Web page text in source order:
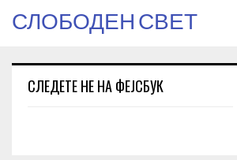
СЛОБОДЕН СВЕТ
СЛЕДЕТЕ НЕ НА ФЕЈСБУК